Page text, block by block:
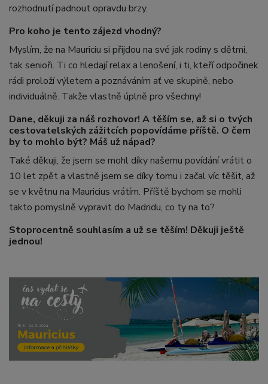
rozhodnutí padnout opravdu brzy.
Pro koho je tento zájezd vhodný?
Myslím, že na Mauriciu si přijdou na své jak rodiny s dětmi,
tak senioři. Ti co hledají relax a lenošení, i ti, kteří odpočinek
rádi proloží výletem a poznáváním ať ve skupině, nebo
individuálně. Takže vlastně úplně pro všechny!
Dane, děkuji za náš rozhovor! A těším se, až si o tvých
cestovatelských zážitcích popovídáme příště. O čem
by to mohlo být? Máš už nápad?
Také děkuji, že jsem se mohl díky našemu povídání vrátit o
10 let zpět a vlastně jsem se díky tomu i začal víc těšit, až
se v květnu na Mauricius vrátím. Příště bychom se mohli
takto pomyslně vypravit do Madridu, co ty na to?
Stoprocentně souhlasím a už se těším! Děkuji ještě
jednou!